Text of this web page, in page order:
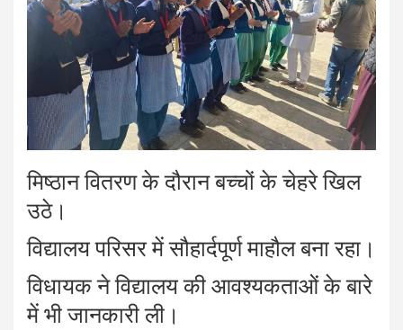
मिष्ठान वितरण के दौरान बच्चों के चेहरे खिल
उठे।
विद्यालय परिसर में सौहार्दपूर्ण माहौल बना रहा।
विधायक ने विद्यालय की आवश्यकताओं के बारे
में भी जानकारी ली।